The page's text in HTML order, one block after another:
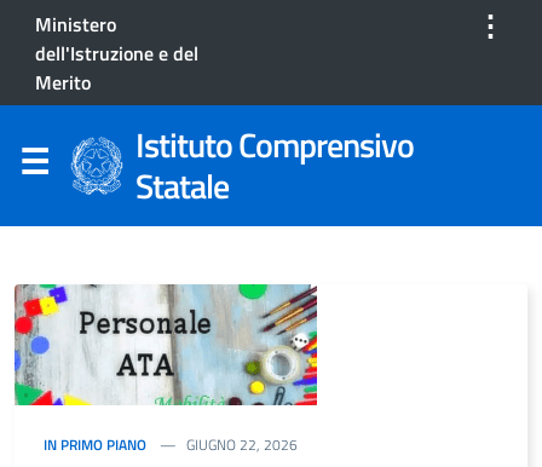
Ministero
dell'Istruzione e del
Merito
⋮
Istituto Comprensivo
Statale
IN PRIMO PIANO GIUGNO 22, 2026